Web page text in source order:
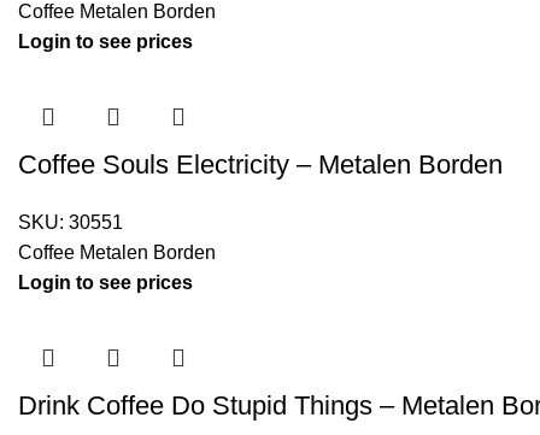
Coffee Metalen Borden
Login to see prices
Coffee Souls Electricity – Metalen Borden
SKU: 30551
Coffee Metalen Borden
Login to see prices
Drink Coffee Do Stupid Things – Metalen